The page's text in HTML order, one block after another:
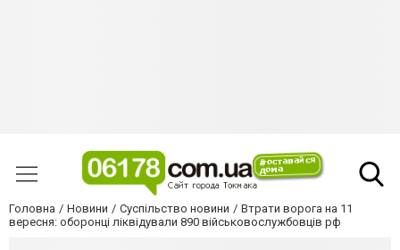
Головна Новини Суспільство новини
Втрати ворога на 11
вересня: оборонці ліквідували 890 військовослужбовців рф